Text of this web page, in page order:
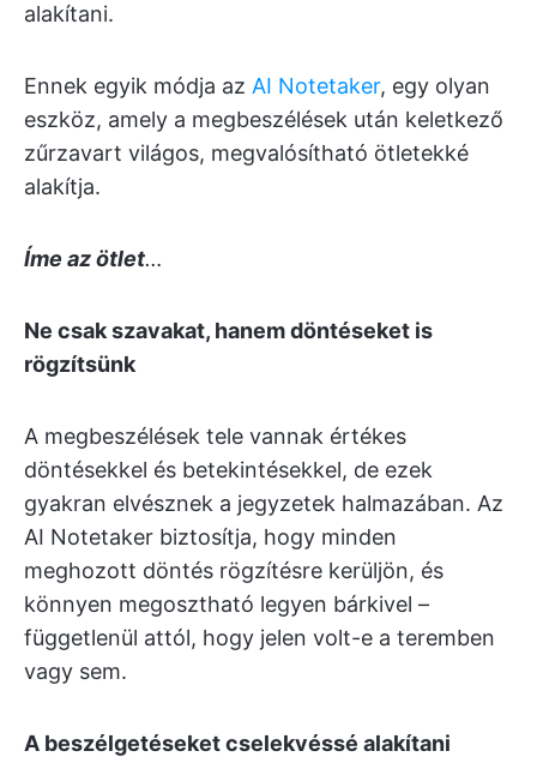
alakítani.
Ennek egyik módja az AI Notetaker, egy olyan
eszköz, amely a megbeszélések után keletkező
zűrzavart világos, megvalósítható ötletekké
alakítja.
Íme az ötlet…
Ne csak szavakat, hanem döntéseket is
rögzítsünk
A megbeszélések tele vannak értékes
döntésekkel és betekintésekkel, de ezek
gyakran elvésznek a jegyzetek halmazában. Az
AI Notetaker biztosítja, hogy minden
meghozott döntés rögzítésre kerüljön, és
könnyen megosztható legyen bárkivel –
függetlenül attól, hogy jelen volt-e a teremben
vagy sem.
A beszélgetéseket cselekvéssé alakítani